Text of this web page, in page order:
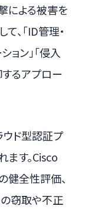
による被害を
、「ID管理・
ョン」「侵入
するアプロー
ド型認証プ
ます。Cisco
健全性評価、
窃取や不正